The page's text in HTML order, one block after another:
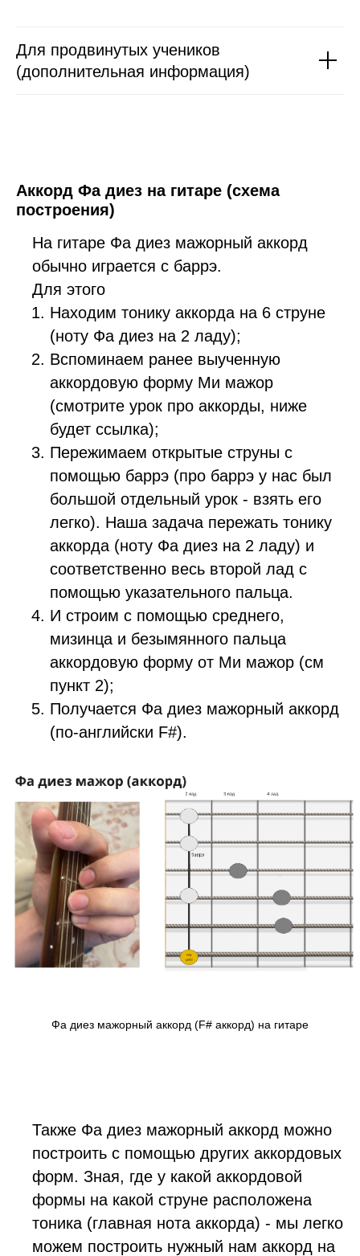
Для продвинутых учеников
(дополнительная информация)
Аккорд Фа диез на гитаре (схема
построения)
На гитаре Фа диез мажорный аккорд
обычно играется с баррэ.
Для этого
Находим тонику аккорда на 6 струне
(ноту Фа диез на 2 ладу);
Вспоминаем ранее выученную
аккордовую форму Ми мажор
(смотрите урок про аккорды, ниже
будет ссылка);
Пережимаем открытые струны с
помощью баррэ (про баррэ у нас был
большой отдельный урок - взять его
легко). Наша задача пережать тонику
аккорда (ноту Фа диез на 2 ладу) и
соответственно весь второй лад с
помощью указательного пальца.
И строим с помощью среднего,
мизинца и безымянного пальца
аккордовую форму от Ми мажор (см
пункт 2);
Получается Фа диез мажорный аккорд
(по-английски F#).
Фа диез мажорный аккорд (F# аккорд) на гитаре
Также Фа диез мажорный аккорд можно
построить с помощью других аккордовых
форм. Зная, где у какой аккордовой
формы на какой струне расположена
тоника (главная нота аккорда) - мы легко
можем построить нужный нам аккорд на